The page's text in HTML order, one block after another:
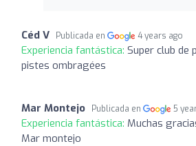
Céd V Publicada en 4 years ago
Experiencia fantástica: Super club de
pistes ombragées
Mar Montejo Publicada en 5
Experiencia fantástica: Muchas
Mar montejo